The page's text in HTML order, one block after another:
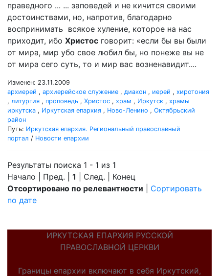
праведного ... ... заповедей и не кичится своими
достоинствами, но, напротив, благодарно
воспринимать всякое хуление, которое на нас
приходит, ибо Христос говорит: «если бы вы были
от мира, мир убо свое любил бы, но понеже вы не
от мира сего суть, то и мир вас возненавидит....
Изменен: 23.11.2009
архиерей , архиерейское служение , диакон , иерей , хиротония
, литургия , проповедь , Христос , храм , Иркутск , храмы
иркутска , Иркутская епархия , Ново-Ленино , Октябрьский
район
Путь: Иркутская епархия. Региональный православный
портал / Новости епархии
Результаты поиска 1 - 1 из 1
Начало | Пред. | 1 | След. | Конец
Отсортировано по релевантности
Сортировать
по дате
ИРКУТСКАЯ ЕПАРХИЯ РУССКОЙ
ПРАВОСЛАВНОЙ ЦЕРКВИ
Границы епархии включают в себя Иркутский,